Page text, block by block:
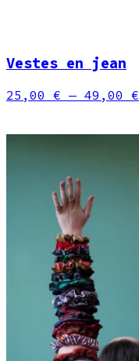
Vestes en jean
25,00 € — 49,00 €